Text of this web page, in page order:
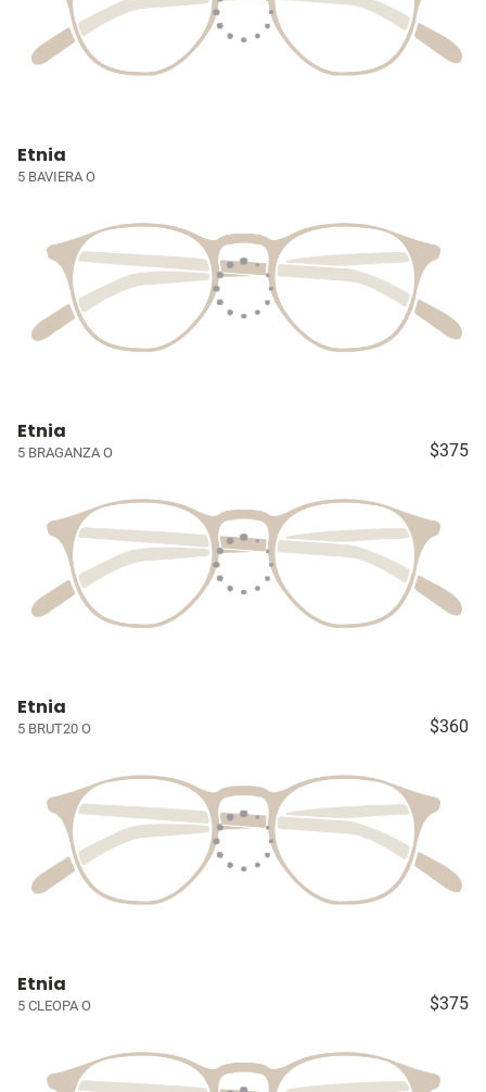
Etnia
5 BAVIERA O
Etnia
5 BRAGANZA O $375
Etnia
5 BRUT20 O $360
Etnia
5 CLEOPA O $375